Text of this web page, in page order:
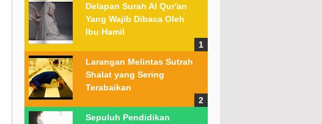
Delapan Surah Al Qur'an
Yang Wajib Dibaca Oleh
Ibu Hamil
Larangan Melintas Sutrah
Shalat yang Sering
Terabaikan
Sepuluh Pendidikan